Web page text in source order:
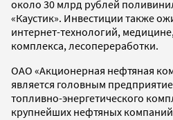
около 30 млрд рублей
«Каустик». Инвестиции также
интернет-технологий,
комплекса, лесопереработки.
ОАО «Акционерная нефтяная
является головным
топливно-энергетического
крупнейших нефтяных